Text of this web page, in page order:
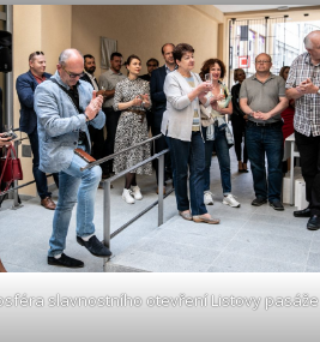
slavnostního otevření Listovy pasáže